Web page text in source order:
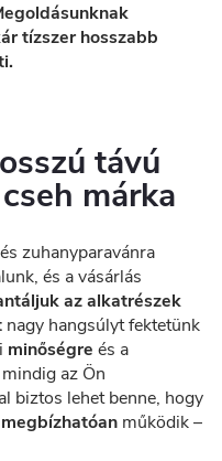
tízszer hosszabb
távú
márka
zuhanyparavánra
és a vásárlás
az alkatrészek
nagy hangsúlyt fektetünk
minőségre és a
az Ön
biztos lehet benne, hogy
működik –